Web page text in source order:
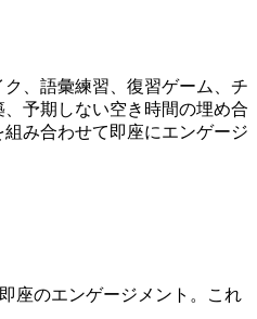
、語彙練習、復習ゲーム、チ
予期しない空き時間の埋め合
み合わせて即座にエンゲージ
座のエンゲージメント。これ